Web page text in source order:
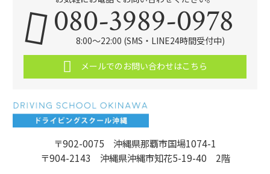
〒902-0075 沖縄県那覇市国場1074-1
〒904-2143 沖縄県沖縄市知花5-19-40 2階
080-3989-0978
8:00～22:00 (SMS・LINE24時間受付中)
メールでのお問い合わせはこちら